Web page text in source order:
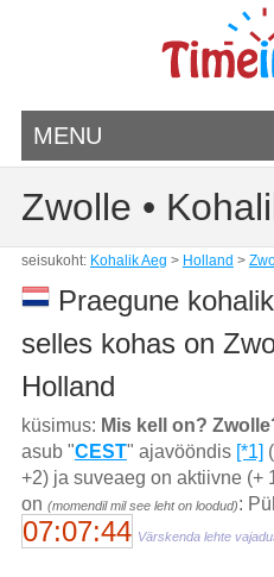
MENU
Zwolle •
seisukoht: Kohalik Aeg > Holland >
Praegune
selles kohas on
Holland
küsimus: Mis kell on?
asub "CEST" ajavööndis [*1]
+2) ja suveaeg on aktiivne
on (momendil mil see leht on loodud):
07:07:44 Värskenda lehte